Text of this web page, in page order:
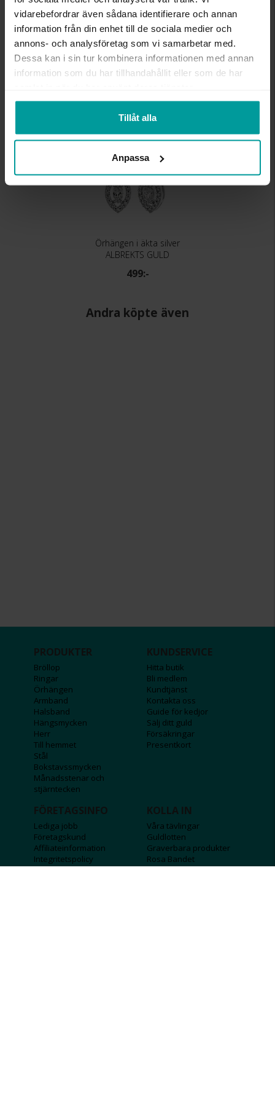
vidarebefordrar även sådana identifierare och annan
information från din enhet till de sociala medier och
annons- och analysföretag som vi samarbetar med.
Dessa kan i sin tur kombinera informationen med annan
information som du har tillhandahållit eller som de har
Tillåt alla
Anpassa
MATERIAL
Silver,Rhodinerat
STEN/PÄRLA
Kubisk zirkonia
Liknande produkter
Örhängen i äkta silver
ALBREKTS GULD
499:-
Andra köpte även
PRODUKTER
Bröllop
Ringar
Örhängen
Armband
Halsband
Hängsmycken
Herr
Till hemmet
Stål
Bokstavssmycken
Månadsstenar och
stjärntecken
KUNDSERVICE
Hitta butik
Bli medlem
Kundtjänst
Kontakta oss
Guide för kedjor
Sälj ditt guld
Försäkringar
Presentkort
FÖRETAGSINFO
Lediga jobb
Företagskund
Affiliateinformation
Integritetspolicy
Köpvillkor
KOLLA IN
Våra tävlingar
Guldlotten
Graverbara produkter
Rosa Bandet
Wolt